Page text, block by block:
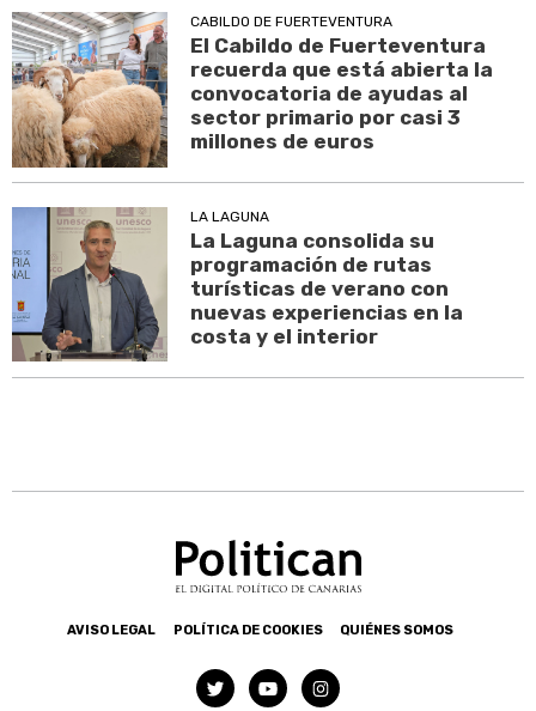
CABILDO DE FUERTEVENTURA
El Cabildo de Fuerteventura
recuerda que está abierta la
convocatoria de ayudas al
sector primario por casi 3
millones de euros
LA LAGUNA
La Laguna consolida su
programación de rutas
turísticas de verano con
nuevas experiencias en la
costa y el interior
AVISO LEGAL POLÍTICA DE COOKIES QUIÉNES SOMOS